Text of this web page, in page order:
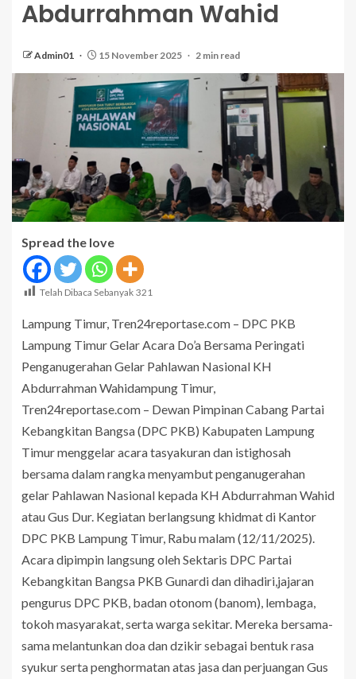
Abdurrahman Wahid
Admin01 15 November 2025 2 min read
Spread the love
Telah Dibaca Sebanyak 321
Lampung Timur, Tren24reportase.com – DPC PKB
Lampung Timur Gelar Acara Do’a Bersama Peringati
Penganugerahan Gelar Pahlawan Nasional KH
Abdurrahman Wahidampung Timur,
Tren24reportase.com – Dewan Pimpinan Cabang Partai
Kebangkitan Bangsa (DPC PKB) Kabupaten Lampung
Timur menggelar acara tasyakuran dan istighosah
bersama dalam rangka menyambut penganugerahan
gelar Pahlawan Nasional kepada KH Abdurrahman Wahid
atau Gus Dur. Kegiatan berlangsung khidmat di Kantor
DPC PKB Lampung Timur, Rabu malam (12/11/2025).
Acara dipimpin langsung oleh Sektaris DPC Partai
Kebangkitan Bangsa PKB Gunardi dan dihadiri,jajaran
pengurus DPC PKB, badan otonom (banom), lembaga,
tokoh masyarakat, serta warga sekitar. Mereka bersama-
sama melantunkan doa dan dzikir sebagai bentuk rasa
syukur serta penghormatan atas jasa dan perjuangan Gus